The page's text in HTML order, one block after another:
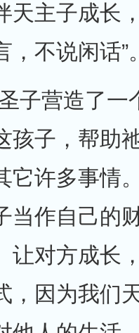
天主子成长
，不说闲话”
子营造了一
孩子，帮助
它许多事情
当作自己的
让对方成长
，因为我们